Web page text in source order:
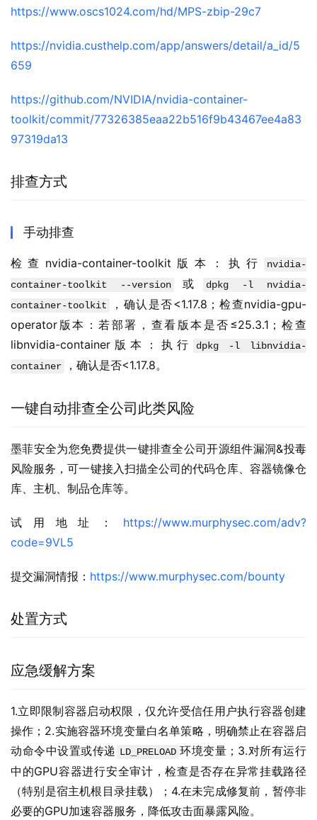
https://www.oscs1024.com/hd/MPS-zbip-29c7
https://nvidia.custhelp.com/app/answers/detail/a_id/5
659
https://github.com/NVIDIA/nvidia-container-
toolkit/commit/77326385eaa22b516f9b43467ee4a83
97319da13
排查方式
手动排查
检查nvidia-container-toolkit版本：执行
nvidia-
container-toolkit --version
或
dpkg -l nvidia-
container-toolkit
，确认是否<1.17.8；检查nvidia-gpu-
operator版本：若部署，查看版本是否≤25.3.1；检查
libnvidia-container版本：执行
dpkg -l libnvidia-
container
，确认是否<1.17.8。
一键自动排查全公司此类风险
墨菲安全为您免费提供一键排查全公司开源组件漏洞&投毒
风险服务，可一键接入扫描全公司的代码仓库、容器镜像仓
库、主机、制品仓库等。
试用地址： https://www.murphysec.com/adv?
code=9VL5
提交漏洞情报： https://www.murphysec.com/bounty
处置方式
应急缓解方案
1.立即限制容器启动权限，仅允许受信任用户执行容器创建
操作；2.实施容器环境变量白名单策略，明确禁止在容器启
动命令中设置或传递 LD_PRELOAD 环境变量；3.对所有运行
中的GPU容器进行安全审计，检查是否存在异常挂载路径
（特别是宿主机根目录挂载）；4.在未完成修复前，暂停非
必要的GPU加速容器服务，降低攻击面暴露风险。